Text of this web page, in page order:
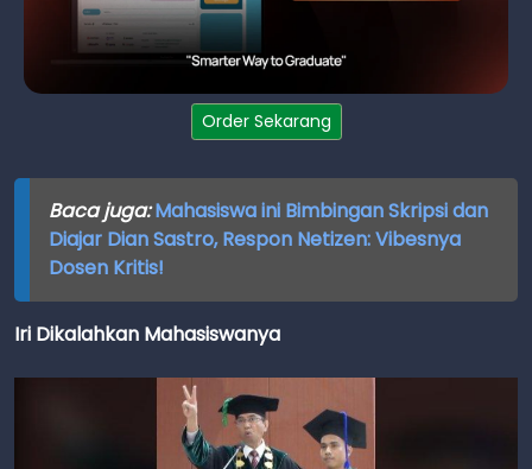
Order Sekarang
Baca juga:Mahasiswa ini Bimbingan Skripsi dan
Diajar Dian Sastro, Respon Netizen: Vibesnya
Dosen Kritis!
Iri Dikalahkan Mahasiswanya